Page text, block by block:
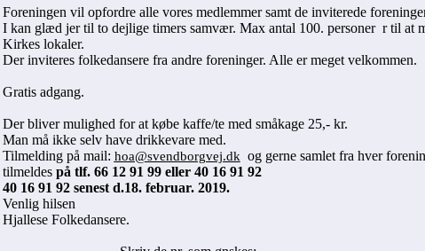
Foreningen vil opfordre alle vores medlemmer samt de inviterede
I kan glæd jer til to dejlige timers samvær. Max antal 100. personer r til at
Kirkes lokaler.
Der inviteres folkedansere fra andre foreninger. Alle er meget velkommen.
Gratis adgang.
Der bliver mulighed for at købe kaffe/te med småkage 25,- kr.
Man må ikke selv have drikkevare med.
Tilmelding på mail: hoa@svendborgvej.dk og gerne samlet fra hver
tilmeldes på tlf. 66 12 91 99 eller 40 16 91 92
40 16 91 92 senest d.18. februar. 2019.
Venlig hilsen
Hjallese Folkedansere.